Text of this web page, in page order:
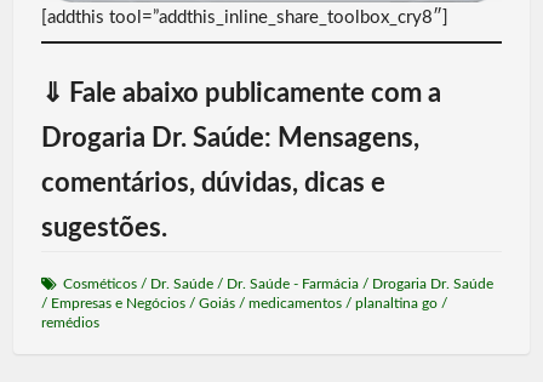
[addthis tool=”addthis_inline_share_toolbox_cry8″]
⇓ Fale abaixo publicamente com a
Drogaria Dr. Saúde: Mensagens,
comentários, dúvidas, dicas e
sugestões.
Cosméticos/ Dr. Saúde/ Dr. Saúde - Farmácia/ Drogaria Dr. Saúde
/ Empresas e Negócios/ Goiás/ medicamentos/ planaltina go/
remédios